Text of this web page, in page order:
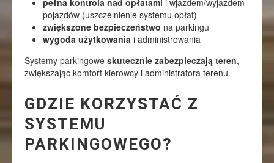
pełna kontrola nad opłatami i wjazdem/wyjazdem
pojazdów (uszczelnienie systemu opłat)
zwiększone bezpieczeństwo na parkingu
wygoda użytkowania i administrowania
Systemy parkingowe skutecznie zabezpieczają teren,
zwiększając komfort kierowcy i administratora terenu.
GDZIE KORZYSTAĆ Z
SYSTEMU
PARKINGOWEGO?